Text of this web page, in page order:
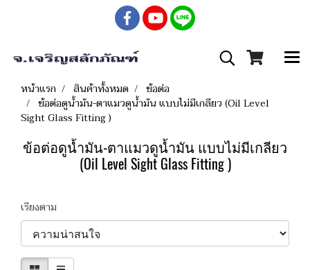
หน้าแรก สินค้าทั้งหมด
ข้อต่อ
ข้อต่อดูน้ำมัน-ตาแมวดูน้ำมัน แบบไม่มีเกลียว (Oil Level
Sight Glass Fitting )
ข้อต่อดูน้ำมัน-ตาแมวดูน้ำมัน แบบไม่มีเกลียว
(Oil Level Sight Glass Fitting )
เรียงตาม